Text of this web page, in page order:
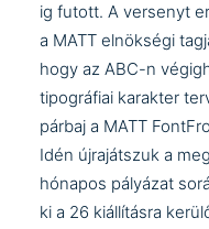
ig futott. A versenyt
a MATT elnökségi
hogy az ABC-n
tipográfiai karakter
párbaj a MATT
Idén újrajátszuk a
hónapos pályázat
ki a 26 kiállításra